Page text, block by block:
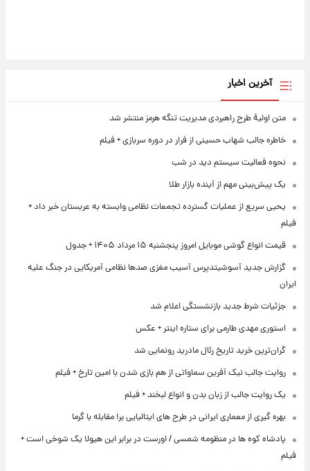
آخرین اخبار
متن اولیۀ طرح راهبردی مدیریت تنگه هرمز منتشر شد
خاطره جالب شهاب حسینی از فرار در دوره سربازی + فیلم
نحوه فعالیت سیستم دید در شب
یک پیش‌بینی مهم از آینده بازار طلا
یحیی سریع از عملیات گسترده تجمعات نظامی وابسته به عربستان خبر داد +
فیلم
قیمت انواع گوشی موبایل امروز پنجشنبه ۱۵ مرداد ۱۴۰۵ + جدول
گزارش جدید آسوشیتدپرس آسیب مغزی صدها نظامی آمریکایی در جنگ علیه
ایران
جزئیات شرط جدید بازنشستگی اعلام شد
استوری مهدی طارمی برای ستاره اینتر + عکس
گران‌ترین خرید تاریخ رئال مادرید رونمایی شد
روایت جالب نیک آفرین سماواتی از هم بازی شدن با امین تارخ + فیلم
یک روایت جالب از زبان بدن و انواع لبخند + فیلم
بهره گیری از معماری ایرانی در طرح های ایتالیایی برا مقابله با گرما
پادشاه کوه ها در منظومه شمسی / اورست در برابر این هیولا یک شوخی است +
فیلم